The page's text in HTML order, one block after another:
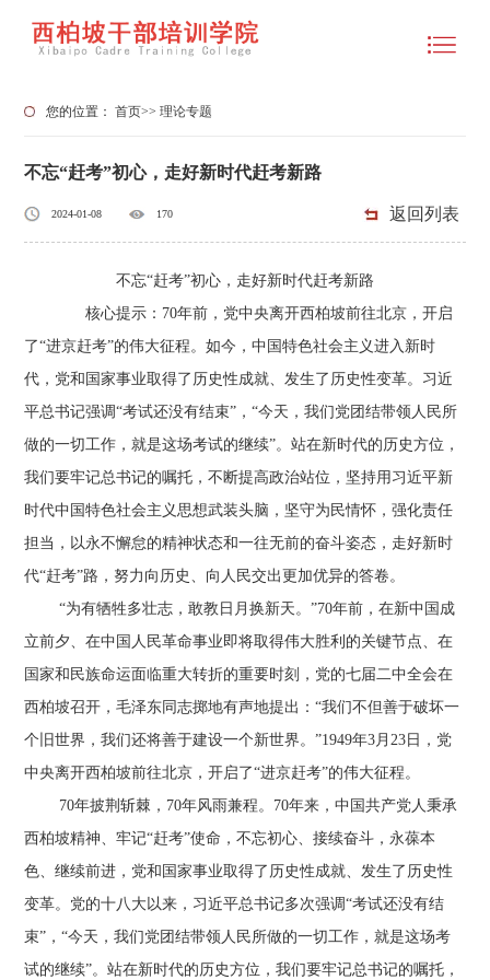
您的位置：首页>>理论专题
不忘“赶考”初心，走好新时代赶考新路
2024-01-08 170 返回列表
不忘“赶考”初心，走好新时代赶考新路
核心提示：70年前，党中央离开西柏坡前往北京，开启
了“进京赶考”的伟大征程。如今，中国特色社会主义进入新时
代，党和国家事业取得了历史性成就、发生了历史性变革。习近
平总书记强调“考试还没有结束”，“今天，我们党团结带领人民所
做的一切工作，就是这场考试的继续”。站在新时代的历史方位，
我们要牢记总书记的嘱托，不断提高政治站位，坚持用习近平新
时代中国特色社会主义思想武装头脑，坚守为民情怀，强化责任
担当，以永不懈怠的精神状态和一往无前的奋斗姿态，走好新时
代“赶考”路，努力向历史、向人民交出更加优异的答卷。
“为有牺牲多壮志，敢教日月换新天。”70年前，在新中国成
立前夕、在中国人民革命事业即将取得伟大胜利的关键节点、在
国家和民族命运面临重大转折的重要时刻，党的七届二中全会在
西柏坡召开，毛泽东同志掷地有声地提出：“我们不但善于破坏一
个旧世界，我们还将善于建设一个新世界。”1949年3月23日，党
中央离开西柏坡前往北京，开启了“进京赶考”的伟大征程。
70年披荆斩棘，70年风雨兼程。70年来，中国共产党人秉承
西柏坡精神、牢记“赶考”使命，不忘初心、接续奋斗，永葆本
色、继续前进，党和国家事业取得了历史性成就、发生了历史性
变革。党的十八大以来，习近平总书记多次强调“考试还没有结
束”，“今天，我们党团结带领人民所做的一切工作，就是这场考
试的继续”。站在新时代的历史方位，我们要牢记总书记的嘱托，